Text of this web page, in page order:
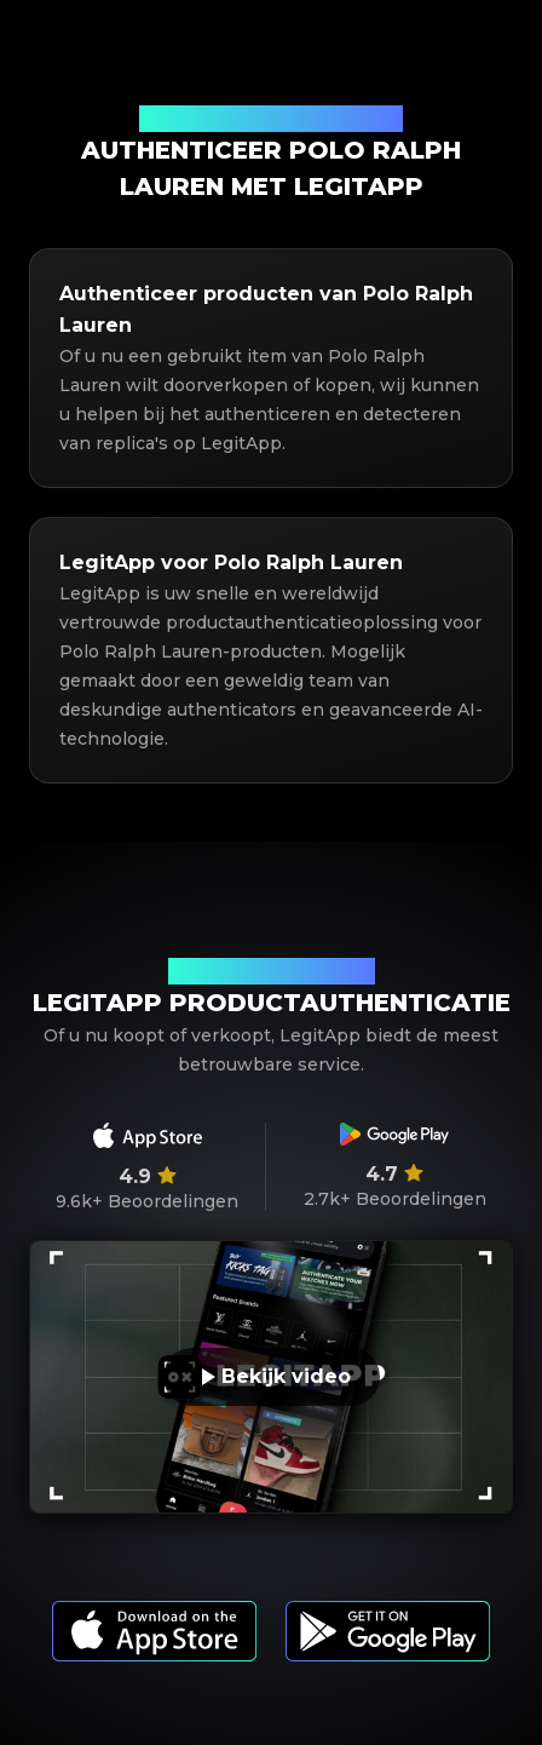
AUTHENTICEER POLO RALPH
LAUREN MET LEGITAPP
Authenticeer producten van Polo Ralph
Lauren
Of u nu een gebruikt item van Polo Ralph
Lauren wilt doorverkopen of kopen, wij kunnen
u helpen bij het authenticeren en detecteren
van replica's op LegitApp.
LegitApp voor Polo Ralph Lauren
LegitApp is uw snelle en wereldwijd
vertrouwde productauthenticatieoplossing voor
Polo Ralph Lauren-producten. Mogelijk
gemaakt door een geweldig team van
deskundige authenticators en geavanceerde AI-
technologie.
LEGITAPP PRODUCTAUTHENTICATIE
Of u nu koopt of verkoopt, LegitApp biedt de meest
betrouwbare service.
4.9
9.6k+ Beoordelingen
4.7
2.7k+ Beoordelingen
Bekijk video